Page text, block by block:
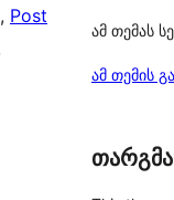
, Post
ამ თემას
ამ თემის